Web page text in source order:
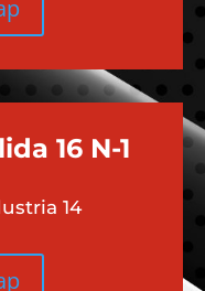
16 N-1
14